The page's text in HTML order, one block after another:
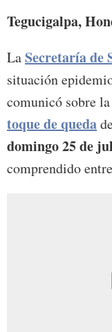
Tegucigalpa,
LaSecretaría de
situación
comunicó sobre
toque de queda
domingo 25 de
comprendido